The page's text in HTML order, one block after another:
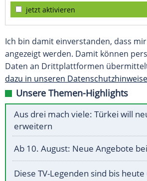
jetzt aktivieren
Ich bin damit einverstanden, dass
angezeigt werden. Damit können
Daten an Drittplattformen
dazu in unseren
Unsere Themen-Highlights
Aus drei mach viele: Türkei will
erweitern
Ab 10. August: Neue Angebote
Diese TV-Legenden sind bis